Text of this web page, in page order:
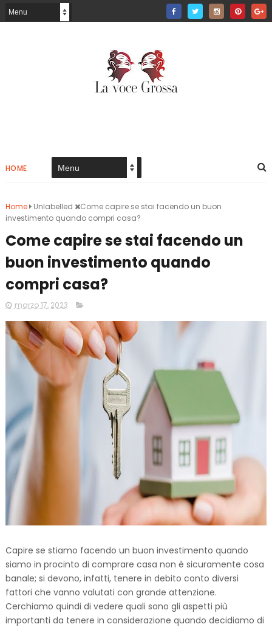
HOME
Home Unlabelled
Come capire se stai facendo un buon
investimento quando compri casa?
Come capire se stai facendo un
buon investimento quando
compri casa?
marzo 17, 2023
Capire se stiamo facendo un buon investimento quando
siamo in procinto di comprare casa non è sicuramente cosa
banale; si devono, infatti, tenere in debito conto diversi
fattori che vanno valutati con grande attenzione.
Cerchiamo quindi di vedere quali sono gli aspetti più
importanti da tenere in considerazione quando decidiamo di